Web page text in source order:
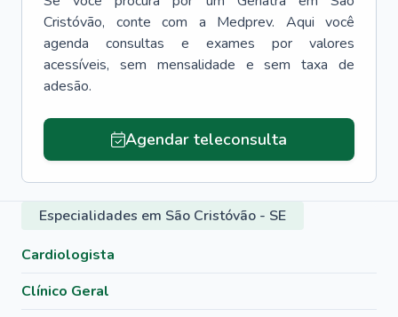
Cristóvão, conte com a Medprev. Aqui você
agenda consultas e exames por valores
acessíveis, sem mensalidade e sem taxa de
adesão.
Agendar teleconsulta
Especialidades em São Cristóvão - SE
Cardiologista
Clínico Geral